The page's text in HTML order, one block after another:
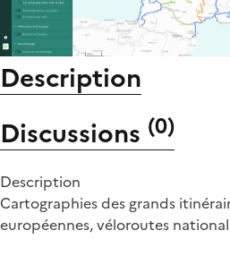
Description
Discussions (0)
Description
Cartographies des grands
européennes, véloroutes